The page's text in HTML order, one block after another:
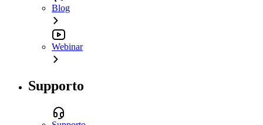
Blog
Webinar
Supporto